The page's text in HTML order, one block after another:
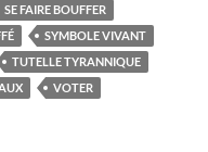
SE FAIRE BOUFFER
SYMBOLE VIVANT
TUTELLE TYRANNIQUE
VOTER